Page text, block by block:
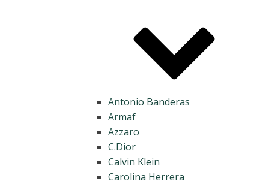
Antonio Banderas
Armaf
Azzaro
C.Dior
Calvin Klein
Carolina Herrera